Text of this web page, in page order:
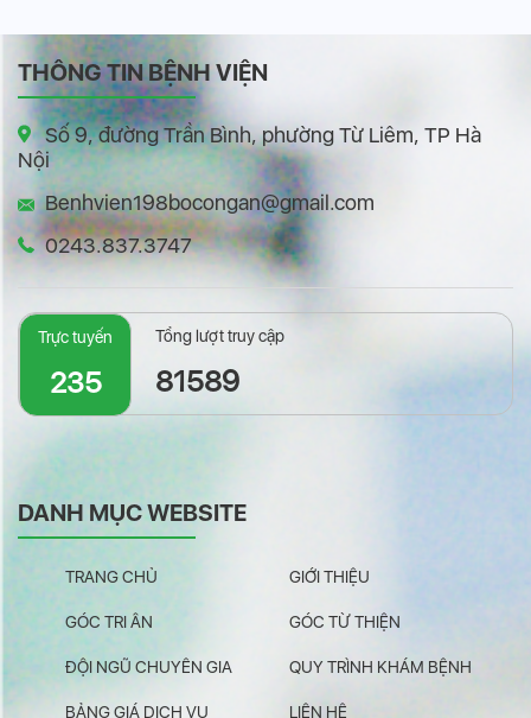
THÔNG TIN BỆNH VIỆN
Số 9, đường Trần Bình, phường Từ Liêm, TP Hà
Nội
Benhvien198bocongan@gmail.com
0243.837.3747
Trực tuyến
235
Tổng lượt truy cập
81589
DANH MỤC WEBSITE
TRANG CHỦ GIỚI THIỆU
GÓC TRI ÂN GÓC TỪ THIỆN
ĐỘI NGŨ CHUYÊN GIA QUY TRÌNH KHÁM BỆNH
BẢNG GIÁ DỊCH VỤ LIÊN HỆ